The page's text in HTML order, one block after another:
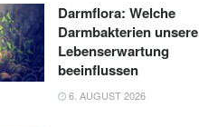
Darmflora: Welche
Darmbakterien unsere
Lebenserwartung
beeinflussen
6. AUGUST 2026